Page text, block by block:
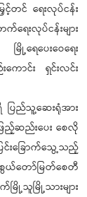
င့်တင် ရေးလုပ်ငန်း
းလုပ်ငန်းများ
ြို့ရေပေးဝေရေး
ောင်း ရှင်းလင်း
ပြည်သူ့ဆေးရုံအား
ြည့်ဆည်းပေး စေလို
းခြောက်သွေ့သည့်
ယ်တော်မြတ်စေတီ
ြို့သူမြို့သားများ